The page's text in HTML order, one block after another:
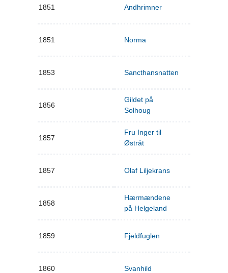
1851 Andhrimner
1851 Norma
1853 Sancthansnatten
1856
Gildet på
Solhoug
1857
Fru Inger til
Østråt
1857 Olaf Liljekrans
1858
Hærmændene
på Helgeland
1859 Fjeldfuglen
1860 Svanhild